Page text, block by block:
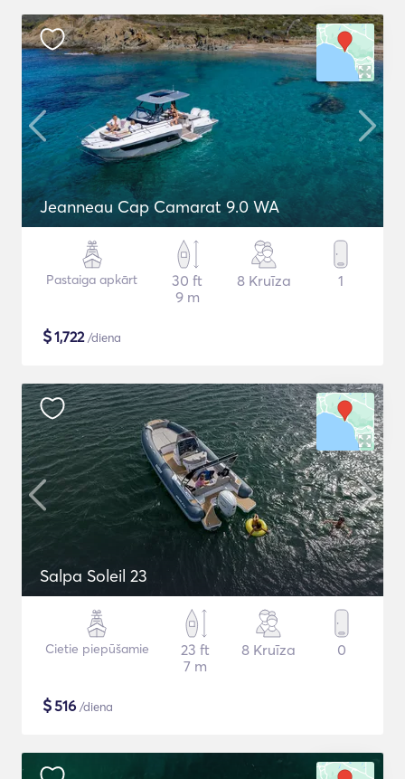
Jeanneau Cap Camarat 9.0 WA
Pastaiga apkārt
30 ft
9 m
8 Kruīza 1
$1,722/diena
Salpa Soleil 23
Cietie piepūšamie
23 ft
7 m
8 Kruīza 0
$516 /diena